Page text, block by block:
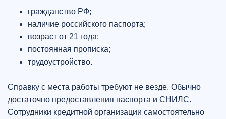
гражданство РФ;
наличие российского паспорта;
возраст от 21 года;
постоянная прописка;
трудоустройство.
Справку с места работы требуют не везде. Обычно
достаточно предоставления паспорта и СНИЛС.
Сотрудники кредитной организации самостоятельно